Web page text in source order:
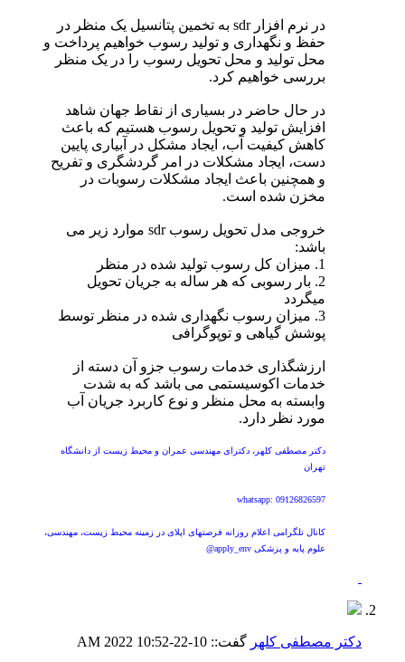
در نرم افزار sdr به تخمین پتانسیل یک منظر در
حفظ و نگهداری و تولید رسوب خواهیم پرداخت و
محل تولید و محل تحویل رسوب را در یک منظر
بررسی خواهیم کرد.
در حال حاضر در بسیاری از نقاط جهان شاهد
افزایش تولید و تحویل رسوب هستیم که باعث
کاهش کیفیت آب، ایجاد مشکل در آبیاری پایین
دست، ایجاد مشکلات در امر گردشگری و تفریح
و همچنین باعث ایجاد مشکلات رسوبات در
مخزن شده است.
خروجی مدل تحویل رسوب sdr موارد زیر می
باشد:
1. میزان کل رسوب تولید شده در منظر
2. بار رسوبی که هر ساله به جریان تحویل
میگردد
3. میزان رسوب نگهداری شده در منظر توسط
پوشش گیاهی و توپوگرافی
ارزشگذاری خدمات رسوب جزو آن دسته از
خدمات اکوسیستمی می باشد که به شدت
وابسته به محل منظر و نوع کاربرد جریان آب
مورد نظر دارد.
دکتر مصطفی کلهر، دکترای مهندسی عمران و محیط زیست از دانشگاه
تهران
whatsapp: 09126826597
کانال تلگرامی اعلام روزانه فرصتهای اپلای در زمینه محیط زیست، مهندسی،
علوم پایه و پزشکی apply_env@
دکتر مصطفی کلهر گفت:: 10-22-2022
10:52 AM